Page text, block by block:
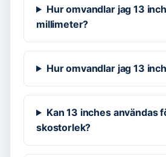
Hur omvandlar jag 13
millimeter?
Hur omvandlar jag 13
Kan 13 inches användas
skostorlek?